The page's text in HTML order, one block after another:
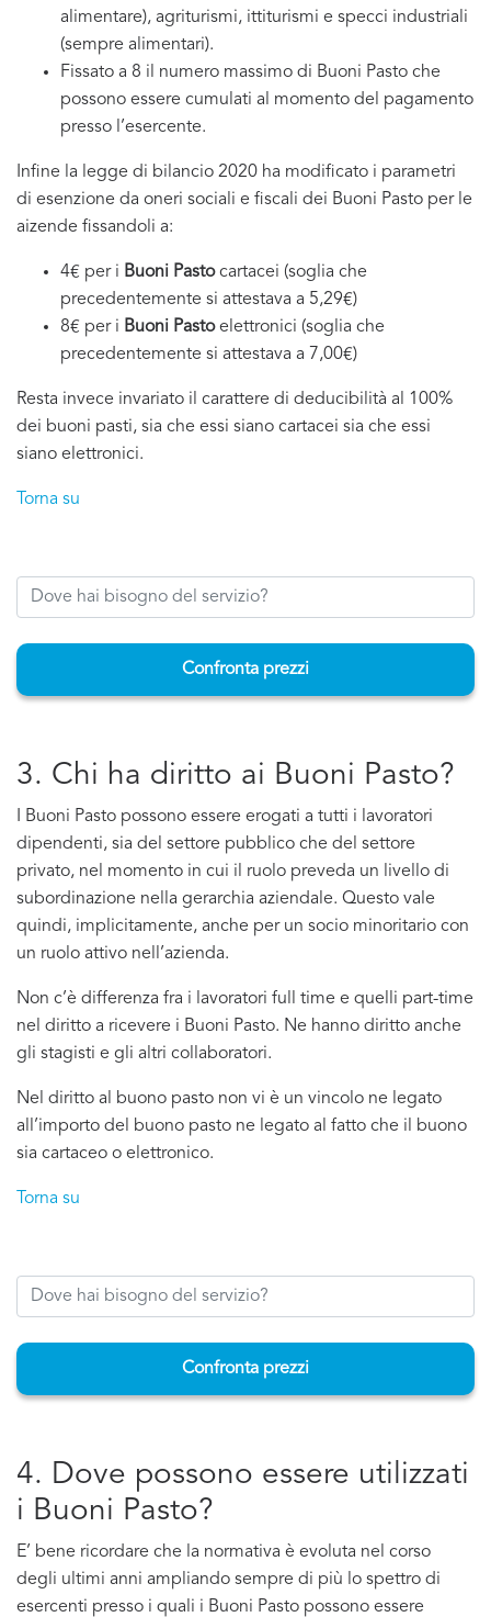
alimentare), agriturismi, ittiturismi e specci industriali
(sempre alimentari).
Fissato a 8 il numero massimo di Buoni Pasto che
possono essere cumulati al momento del pagamento
presso l’esercente.
Infine la legge di bilancio 2020 ha modificato i parametri
di esenzione da oneri sociali e fiscali dei Buoni Pasto per le
aizende fissandoli a:
4€ per i Buoni Pastocartacei (soglia che
precedentemente si attestava a 5,29€)
8€ per i Buoni Pastoelettronici (soglia che
precedentemente si attestava a 7,00€)
Resta invece invariato il carattere di deducibilità al 100%
dei buoni pasti, sia che essi siano cartacei sia che essi
siano elettronici.
Torna su
Confronta prezzi
3. Chi ha diritto ai Buoni Pasto?
I Buoni Pasto possono essere erogati a tutti i lavoratori
dipendenti, sia del settore pubblico che del settore
privato, nel momento in cui il ruolo preveda un livello di
subordinazione nella gerarchia aziendale. Questo vale
quindi, implicitamente, anche per un socio minoritario con
un ruolo attivo nell’azienda.
Non c’è differenza fra i lavoratori full time e quelli part-time
nel diritto a ricevere i Buoni Pasto. Ne hanno diritto anche
gli stagisti e gli altri collaboratori.
Nel diritto al buono pasto non vi è un vincolo ne legato
all’importo del buono pasto ne legato al fatto che il buono
sia cartaceo o elettronico.
Torna su
Confronta prezzi
4. Dove possono essere utilizzati
i Buoni Pasto?
E’ bene ricordare che la normativa è evoluta nel corso
degli ultimi anni ampliando sempre di più lo spettro di
esercenti presso i quali i Buoni Pasto possono essere